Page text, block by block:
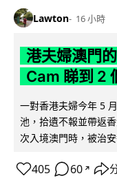
Lawton 16 小時
港夫婦澳門
Cam 睇到 2
一對香港夫婦今年 5
池，拾遺不報並帶返
次入境澳門時，被治
405 60 ↗